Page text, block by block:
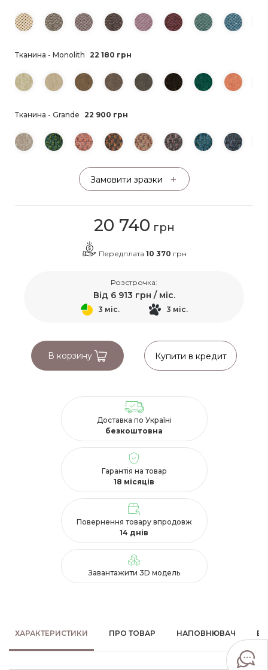
Доставка по Україні
безкоштовна
Гарантія на товар
18 місяців
Повернення товару впродовж
14 днів
Завантажити 3D модель
Тканина - Monolith 22 180 грн
Тканина - Grande 22 900 грн
Замовити зразки
20 740 грн
Передплата 10 370 грн
Розстрочка:
Від 6 913 грн / міс.
3 міс. 3 міс.
В корзину Купити в кредит
ХАРАКТЕРИСТИКИ ПРО ТОВАР НАПОВНЮВАЧ